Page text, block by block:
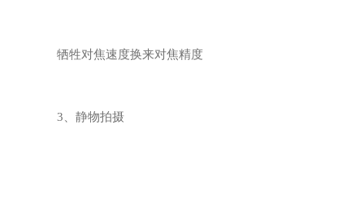
牺牲对焦速度换来对焦精度
3、静物拍摄